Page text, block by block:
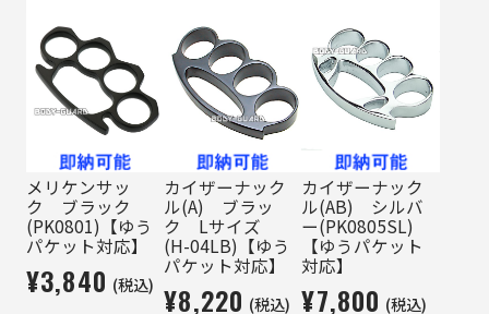
メリケンサッ
ク ブラック
(PK0801)【ゆう
パケット対応】
¥3,840 (税込)
カイザーナック
ル(A) ブラッ
ク Lサイズ
(H-04LB)【ゆう
パケット対応】
¥8,220 (税込)
カイザーナック
ル(AB) シルバ
ー(PK0805SL)
【ゆうパケット
対応】
¥7,800 (税込)